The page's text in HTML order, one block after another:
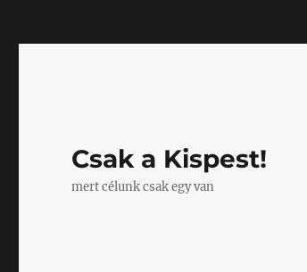
Csak a Kispest!
mert célunk csak egy van